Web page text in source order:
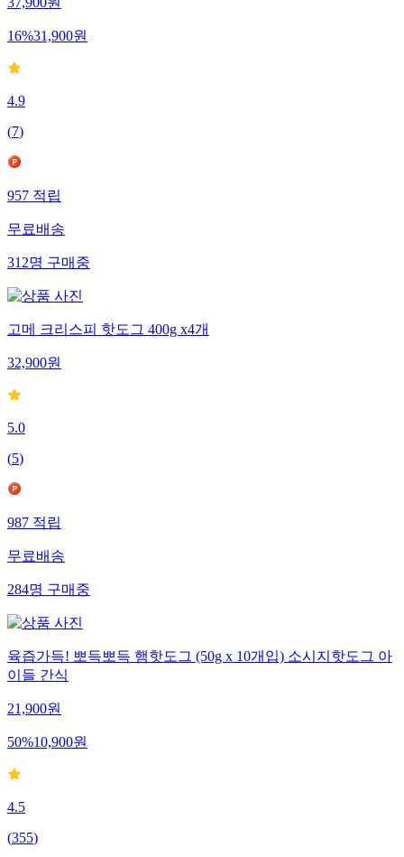
16%31,900원
4.9
(7)
957 적립
무료배송
312명 구매중
고메 크리스피 핫도그 400g x4개
32,900원
5.0
(5)
987 적립
무료배송
284명 구매중
육즙가득! 뽀득뽀득 햄핫도그 (50g x 10개입) 소시지핫도그 아
이들 간식
21,900원
50%10,900원
4.5
(355)